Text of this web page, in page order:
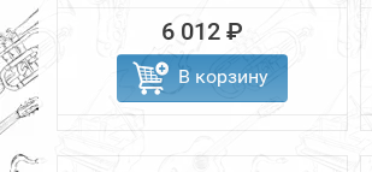
6 012 ₽
В корзину